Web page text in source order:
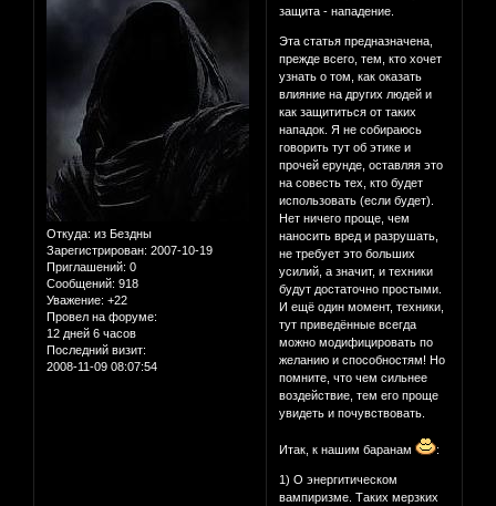
Откуда: из Бездны
Зарегистрирован: 2007-10-19
Приглашений: 0
Сообщений: 918
Уважение: +22
Провел на форуме:
12 дней 6 часов
Последний визит:
2008-11-09 08:07:54
защита - нападение.
Эта статья предназначена,
прежде всего, тем, кто хочет
узнать о том, как оказать
влияние на других людей и
как защититься от таких
нападок. Я не собираюсь
говорить тут об этике и
прочей ерунде, оставляя это
на совесть тех, кто будет
использовать (если будет).
Нет ничего проще, чем
наносить вред и разрушать,
не требует это больших
усилий, а значит, и техники
будут достаточно простыми.
И ещё один момент, техники,
тут приведённые всегда
можно модифицировать по
желанию и способностям! Но
помните, что чем сильнее
воздействие, тем его проще
увидеть и почувствовать.
Итак, к нашим баранам :
1) О энергитическом
вампиризме. Таких мерзких